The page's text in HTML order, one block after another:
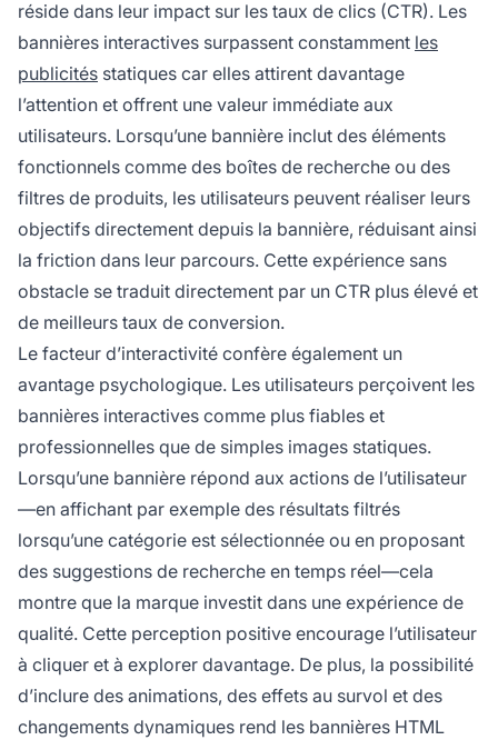
réside dans leur impact sur les taux de clics (CTR). Les
bannières interactives surpassent constamment les
publicités statiques car elles attirent davantage
l’attention et offrent une valeur immédiate aux
utilisateurs. Lorsqu’une bannière inclut des éléments
fonctionnels comme des boîtes de recherche ou des
filtres de produits, les utilisateurs peuvent réaliser leurs
objectifs directement depuis la bannière, réduisant ainsi
la friction dans leur parcours. Cette expérience sans
obstacle se traduit directement par un CTR plus élevé et
de meilleurs taux de conversion.
Le facteur d’interactivité confère également un
avantage psychologique. Les utilisateurs perçoivent les
bannières interactives comme plus fiables et
professionnelles que de simples images statiques.
Lorsqu’une bannière répond aux actions de l’utilisateur
—en affichant par exemple des résultats filtrés
lorsqu’une catégorie est sélectionnée ou en proposant
des suggestions de recherche en temps réel—cela
montre que la marque investit dans une expérience de
qualité. Cette perception positive encourage l’utilisateur
à cliquer et à explorer davantage. De plus, la possibilité
d’inclure des animations, des effets au survol et des
changements dynamiques rend les bannières HTML